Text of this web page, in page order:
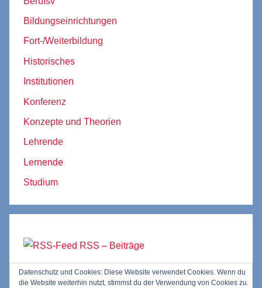
Bildungseinrichtungen
Fort-/Weiterbildung
Historisches
Institutionen
Konferenz
Konzepte und Theorien
Lehrende
Lernende
Studium
RSS – Beiträge
RSS – Kommentare
Datenschutz und Cookies: Diese Website verwendet Cookies. Wenn du
die Website weiterhin nutzt, stimmst du der Verwendung von Cookies zu.